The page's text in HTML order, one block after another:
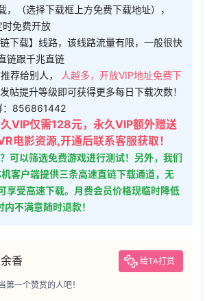
，（选择下载框上方免费下载地址），
时免费开放
下载】线路，该线路流量有限，一般很快
链跟千兆直链
荐给别人，
人越多，开放VIP地址免费下
帖提升等级即可获得更多每日下载次数！
：856861442
VIP仅需128元，永久VIP额外赠送
电影资源,开通后联系客服获取！
可以筛选免费游戏进行测试！另外，我们
客户端提供三条高速直链下载通道，无
享受高速下载。月费会员价格现临时降低
不满意随时退款！
香 给TA打赏
第一个赞赏的人吧！